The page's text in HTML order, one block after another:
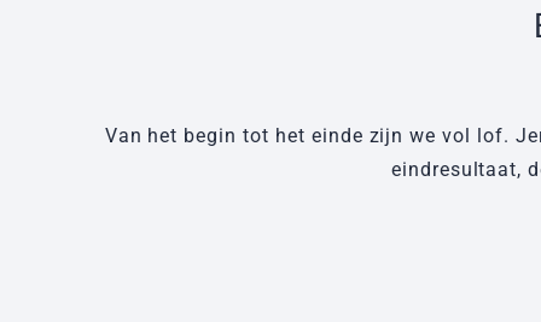
Van het begin tot het einde zijn we vol lof.
eindresultaat,